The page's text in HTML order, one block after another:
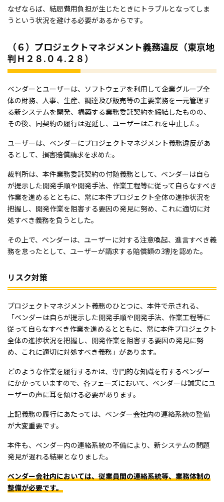
なぜならば、結局費用負担が生じたときにトラブルとなってしま
うという状況を避ける必要があるからです。
（６）プロジェクトマネジメント義務違反（東京地
判Ｈ２８.０４.２８）
ベンダーとユーザーは、ソフトウェアを利用して企業グループ全
体の財務、人事、生産、調達及び販売等の主要業務を一元管理す
る新システムを開発、構築する業務委託契約を締結したものの、
その後、同契約の履行は遅延し、ユーザーはこれを中止した。
ユーザーは、ベンダーにプロジェクトマネジメント義務違反があ
るとして、損害賠償請求を求めた。
裁判所は、本件業務委託契約の付随義務として、ベンダーは自ら
が提示した開発手順や開発手法、作業工程等に従って自らなすべき
作業を進めるとともに、常に本件プロジェクト全体の進捗状況を
把握し、開発作業を阻害する要因の発見に努め、これに適切に対
処すべき義務を負うとした。
その上で、ベンダーは、ユーザーに対する注意喚起、進言すべき義
務を怠ったとして、ユーザーが請求する賠償額の3割を認めた。
リスク対策
プロジェクトマネジメント義務のひとつに、本件で示される、
「ベンダーは自らが提示した開発手順や開発手法、作業工程等に
従って自らなすべき作業を進めるとともに、常に本件プロジェクト
全体の進捗状況を把握し、開発作業を阻害する要因の発見に努
め、これに適切に対処すべき義務」があります。
どのような作業を履行するかは、専門的な知識を有するベンダー
にかかっていますので、各フェーズにおいて、ベンダーは誠実にユ
ーザーの声に耳を傾ける必要があります。
上記義務の履行にあたっては、ベンダー会社内の連絡系統の整備
が大変重要です。
本件も、ベンダー内の連絡系統の不備により、新システムの問題
発見が遅れる結果となりました。
ベンダー会社内においては、従業員間の連絡系統等、業務体制の
整備が必要です。